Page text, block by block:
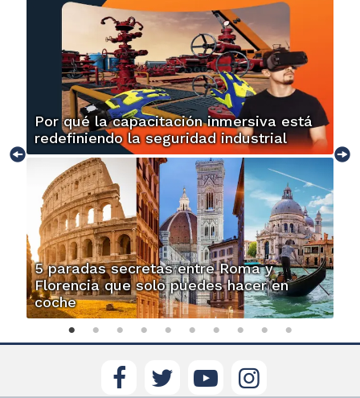
Por qué la capacitación inmersiva está
redefiniendo la seguridad industrial
5 paradas secretas entre Roma y
Florencia que solo puedes hacer en
coche